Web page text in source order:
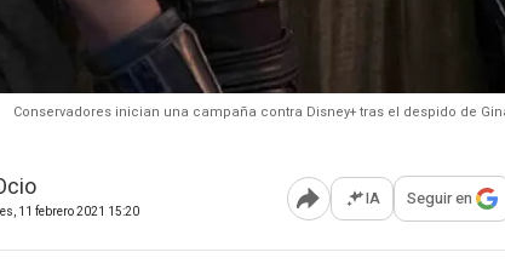
Conservadores inician una campaña contra Disney+ tras el despido de
11 febrero 2021 15:20 Abrir opciones para
IA Seguir en